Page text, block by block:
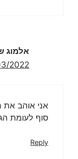
אלמוג
15/03/2022
אני אוהב את
סוף לעומת
Reply